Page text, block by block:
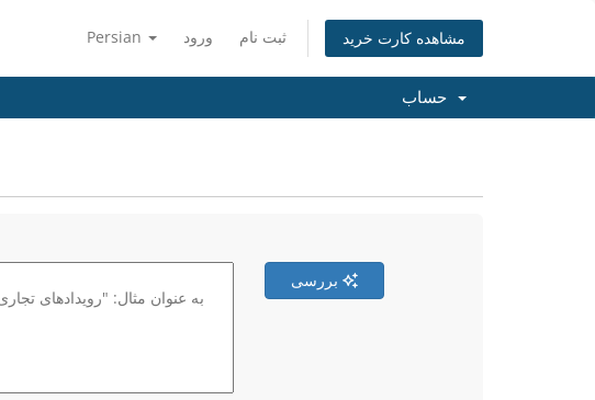
Persian ورود ثبت نام مشاهده کارت خرید